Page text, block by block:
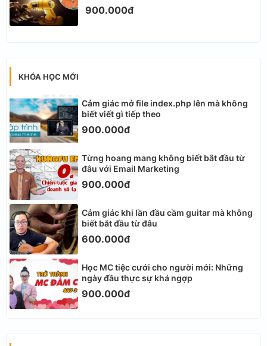
900.000đ
KHÓA HỌC MỚI
Cảm giác mở file index.php lên mà không
biết viết gì tiếp theo
900.000đ
Từng hoang mang không biết bắt đầu từ
đâu với Email Marketing
900.000đ
Cảm giác khi lần đầu cầm guitar mà không
biết bắt đầu từ đâu
600.000đ
Học MC tiệc cưới cho người mới: Những
ngày đầu thực sự khá ngợp
900.000đ